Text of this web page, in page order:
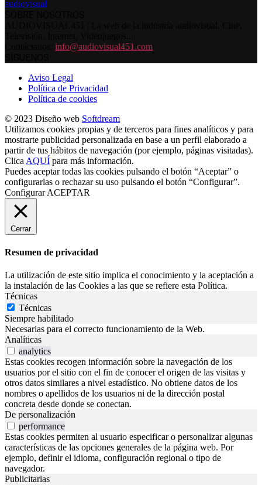
info@audiovisual451.com
Aviso Legal
Política de Privacidad
Política de cookies
© 2023 Diseño web Softdream
Utilizamos cookies propias y de terceros para fines analíticos y para
mostrarte publicidad personalizada en base a un perfil elaborado a
partir de tus hábitos de navegación (por ejemplo, páginas visitadas).
Clica AQUÍ para más información.
Puedes aceptar todas las cookies pulsando el botón “Aceptar” o
configurarlas o rechazar su uso pulsando el botón “Configurar”.
Configurar ACEPTAR
Cerrar
Resumen de privacidad
La utilización de este sitio implica el conocimiento y la aceptación a
la instalación de las Cookies a las que se refiere esta Política.
Técnicas
Técnicas
Siempre habilitado
Necesarias para el correcto funcionamiento de la Web.
Analíticas
analytics
Estas cookies recogen información sobre la navegación de los
usuarios por el sitio con el fin de conocer el origen de las visitas y
otros datos similares a nivel estadístico. No obtiene datos de los
nombres o apellidos de los usuarios ni de la dirección postal
concreta desde donde se conectan.
De personalización
performance
Estas cookies permiten al usuario especificar o personalizar algunas
características de las opciones generales de la página web. Por
ejemplo, definir el idioma, configuración regional o tipo de
navegador.
Publicitarias